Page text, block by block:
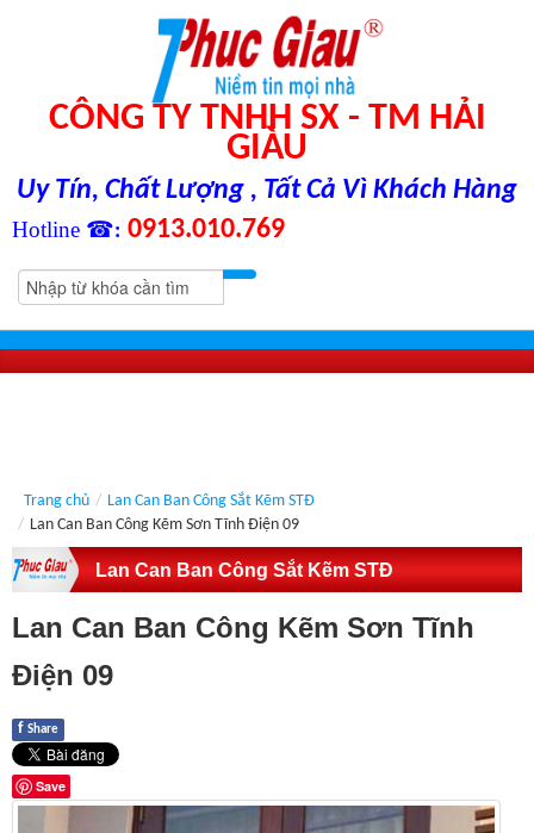
CÔNG TY TNHH SX - TM HẢI
GIÀU
Uy Tín, Chất Lượng , Tất Cả Vì Khách Hàng
Hotline ☎: 0913.010.769
Trang chủ / Lan Can Ban Công Sắt Kẽm STĐ
/ Lan Can Ban Công Kẽm Sơn Tĩnh Điện 09
Lan Can Ban Công Sắt Kẽm STĐ
Lan Can Ban Công Kẽm Sơn Tĩnh
Điện 09
f Share
Save